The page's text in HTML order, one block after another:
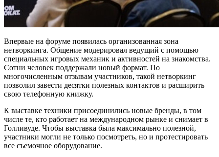
Впервые на форуме появилась организованная зона
нетворкинга. Общение модерировал ведущий с помощью
специальных игровых механик и активностей на знакомства.
Сотни человек поддержали новый формат. По
многочисленным отзывам участников, такой нетворкинг
позволил завести десятки полезных контактов и расширить
свою телефонную книжку.
К выставке техники присоединились новые бренды, в том
числе те, кто работает на международном рынке и снимает в
Голливуде. Чтобы выставка была максимально полезной,
участники могли не только посмотреть, но и протестировать
все съемочное оборудование.